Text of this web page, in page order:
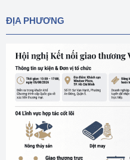
ĐỊA PHƯƠNG